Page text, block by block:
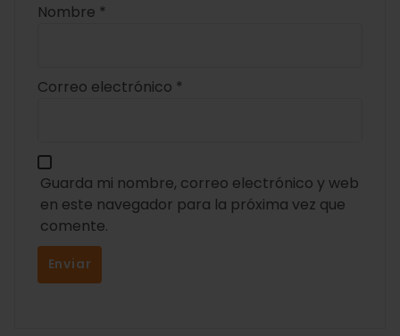
Nombre *
Correo electrónico *
Guarda mi nombre, correo electrónico y web
en este navegador para la próxima vez que
comente.